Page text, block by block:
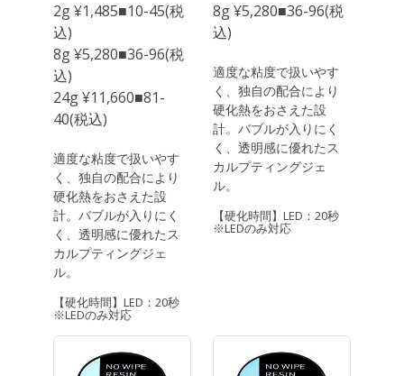
2g ¥1,485■10-45(税
込)
8g ¥5,280■36-96(税
込)
24g ¥11,660■81-
40(税込)
適度な粘度で扱いやす
く、独自の配合により
硬化熱をおさえた設
計。バブルが入りにく
く、透明感に優れたス
カルプティングジェ
ル。
【硬化時間】LED：20秒
※LEDのみ対応
8g ¥5,280■36-96(税
込)
適度な粘度で扱いやす
く、独自の配合により
硬化熱をおさえた設
計。バブルが入りにく
く、透明感に優れたス
カルプティングジェ
ル。
【硬化時間】LED：20秒
※LEDのみ対応